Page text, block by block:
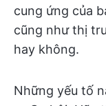
cung ứng của
cũng như thị
hay không.
Những yếu tố